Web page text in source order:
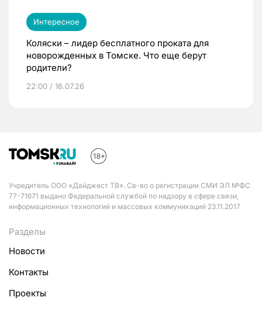
Интересное
Коляски – лидер бесплатного проката для
новорожденных в Томске. Что еще берут
родители?
22:00 / 16.07.26
Учредитель ООО «Дайджест ТВ». Св-во о регистрации СМИ ЭЛ №ФС
77-71671 выдано Федеральной службой по надзору в сфере связи,
информационных технологий и массовых коммуникаций 23.11.2017
Разделы
Новости
Контакты
Проекты